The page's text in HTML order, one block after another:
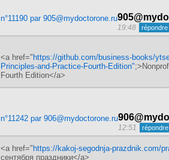
19:48
<a href=" https://github.com/business-books/
Principles-and-Practice-Fourth-Edition"
Fourth Edition</a>
12:51
<a href=" https://kakoj-segodnja-prazdnik.com/
сентября праздники</a>